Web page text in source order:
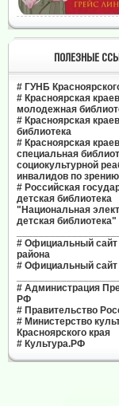
ПОЛЕЗНЫЕ
# ГУНБ
# Красноярская
молодежная
# Красноярская
библиотека
# Красноярская
специальная
социокультурной
инвалидов по зрению
# Российская
детская библиотека
"Национальная
детская библиотека"
# Официальный сайт
района
# Официальный сайт
# Администрация
РФ
# Правительство
# Министерство
Красноярского края
# Культура.РФ